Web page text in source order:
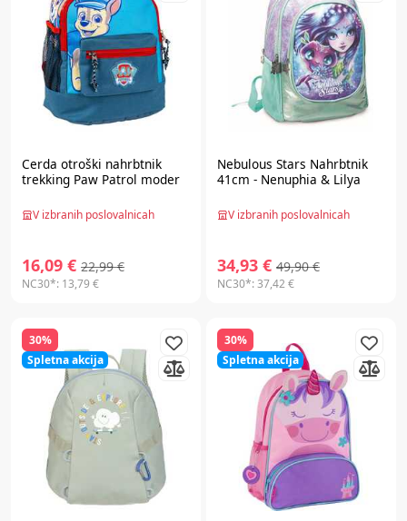
Cerda otroški nahrbtnik
trekking Paw Patrol moder
V izbranih poslovalnicah
16,09 € 22,99 €
NC30*: 13,79 €
Nebulous Stars Nahrbtnik
41cm - Nenuphia & Lilya
V izbranih poslovalnicah
34,93 € 49,90 €
NC30*:37,42 €
30%
Spletna akcija
30%
Spletna akcija